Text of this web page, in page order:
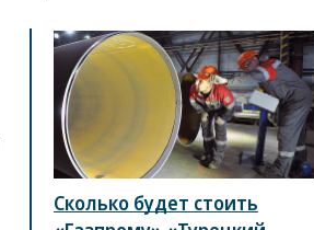
Сколько будет стоить